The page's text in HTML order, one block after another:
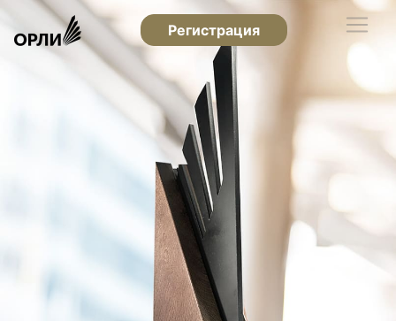
Регистрация